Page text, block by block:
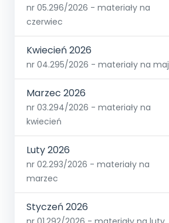
nr 05.296/2026 - materiały na
czerwiec
Kwiecień 2026
nr 04.295/2026 - materiały na maj
Marzec 2026
nr 03.294/2026 - materiały na
kwiecień
Luty 2026
nr 02.293/2026 - materiały na
marzec
Styczeń 2026